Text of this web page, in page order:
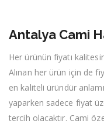
Antalya Cami
Her ürünün fiyatı
Alınan her ürün için de
en kaliteli üründür
yaparken sadece fiyat
tercih olacaktır. Cami